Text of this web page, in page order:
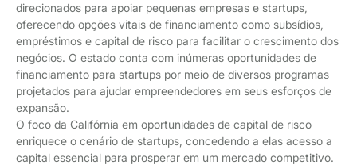
direcionados para apoiar pequenas empresas e startups,
oferecendo opções vitais de financiamento como subsídios,
empréstimos e capital de risco para facilitar o crescimento dos
negócios. O estado conta com inúmeras oportunidades de
financiamento para startups por meio de diversos programas
projetados para ajudar empreendedores em seus esforços de
expansão.
O foco da Califórnia em oportunidades de capital de risco
enriquece o cenário de startups, concedendo a elas acesso a
capital essencial para prosperar em um mercado competitivo.